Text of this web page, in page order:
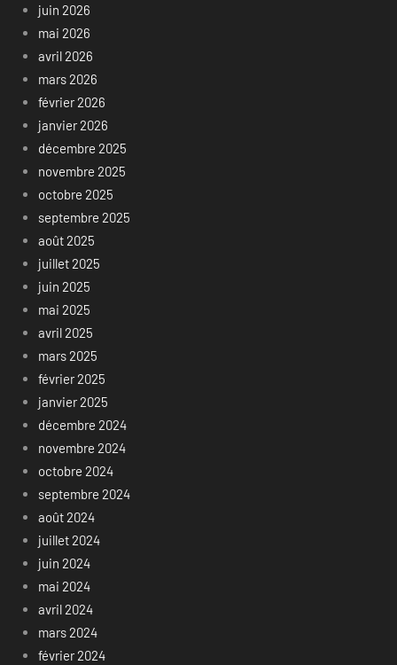
juin 2026
mai 2026
avril 2026
mars 2026
février 2026
janvier 2026
décembre 2025
novembre 2025
octobre 2025
septembre 2025
août 2025
juillet 2025
juin 2025
mai 2025
avril 2025
mars 2025
février 2025
janvier 2025
décembre 2024
novembre 2024
octobre 2024
septembre 2024
août 2024
juillet 2024
juin 2024
mai 2024
avril 2024
mars 2024
février 2024